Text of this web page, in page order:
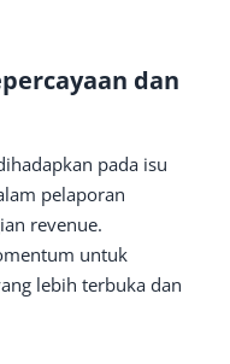
dan
pada isu
pelaporan
revenue.
untuk
lebih terbuka dan